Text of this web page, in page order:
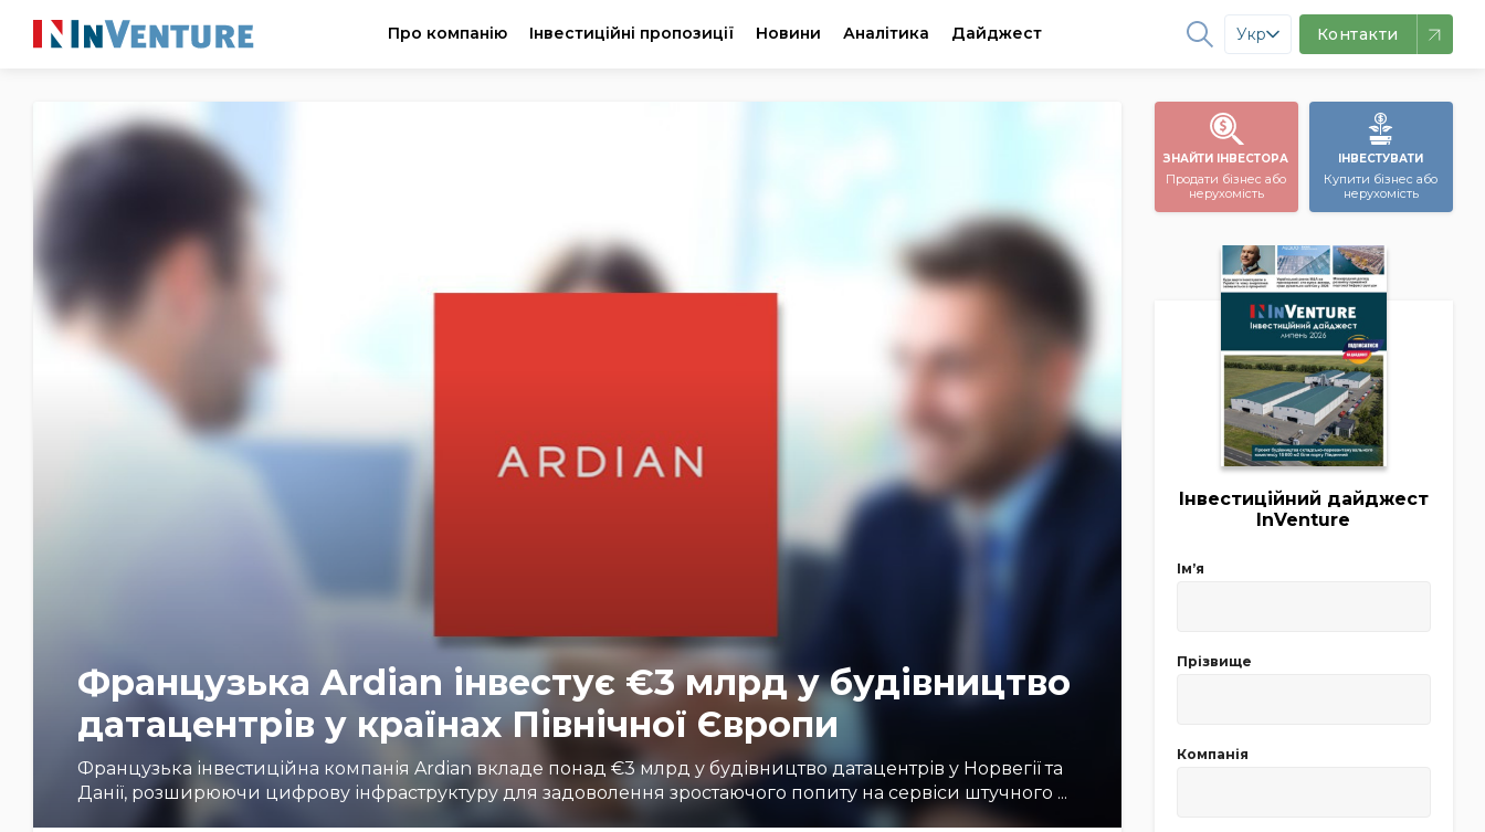
Про компанію Інвестиційні пропозиції Новини Аналітика Дайджест Укр Контакти
Французька Ardian інвестує €3 млрд у будівництво
датацентрів у країнах Північної Європи
Французька інвестиційна компанія Ardian вкладе понад €3 млрд у будівництво датацентрів у Норвегії та
Данії, розширюючи цифрову інфраструктуру для задоволення зростаючого попиту на сервіси штучного ...
ЗНАЙТИ ІНВЕСТОРА
Продати бізнес або
нерухомість
ІНВЕСТУВАТИ
Купити бізнес або
нерухомість
Інвестиційний дайджест
InVenture
Імʼя
Прізвище
Компанія